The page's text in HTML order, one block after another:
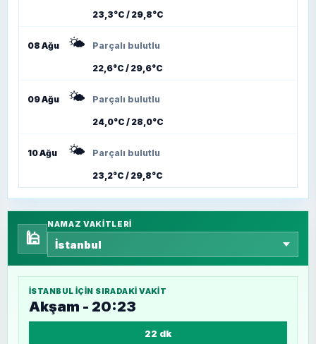
23,3°C / 29,8°C
08 Ağu 🌤️ Parçalı bulutlu
22,6°C / 29,6°C
09 Ağu 🌤️ Parçalı bulutlu
24,0°C / 28,0°C
10 Ağu 🌤️ Parçalı bulutlu
23,2°C / 29,8°C
🕌
NAMAZ VAKITLERI
İSTANBUL IÇIN SIRADAKI VAKIT
Akşam - 20:23
22 dk